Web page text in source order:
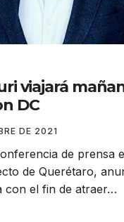
viajará
DC
DE 2021
de prensa
de Querétaro,
con el fin de atraer…